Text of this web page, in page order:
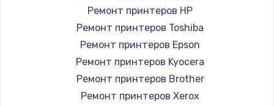
Восстановление данных
990 руб.
Заказать
Замена SSD
890 руб.
Ремонт принтеров HP
Ремонт принтеров Toshiba
Ремонт принтеров Epson
Ремонт принтеров Kyocera
Ремонт принтеров Brother
Ремонт принтеров Xerox